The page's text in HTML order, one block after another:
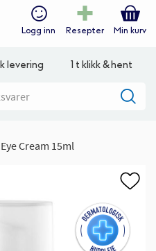
Logg inn Resepter Min kurv
levering 1 t klikk & hent
Cream 15ml